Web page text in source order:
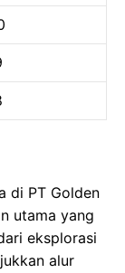
di PT Golden
utama yang
eksplorasi
alur